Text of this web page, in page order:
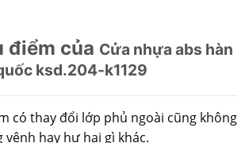
điểm của Cửa nhựa abs hàn
ksd.204-k1129
có thay đổi lớp phủ ngoài cũng không
vênh hay hư hại gì khác.